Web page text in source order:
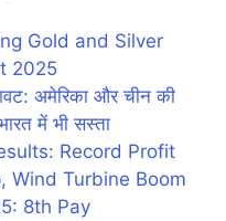
Gold and Silver
2025
अमेरिका और चीन की
में भी सस्ता
Record Profit
Wind Turbine Boom
8th Pay